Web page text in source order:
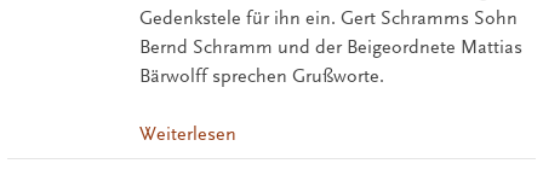
Gedenkstele für ihn ein. Gert Schramms Sohn
Bernd Schramm und der Beigeordnete Mattias
Bärwolff sprechen Grußworte.
Weiterlesen